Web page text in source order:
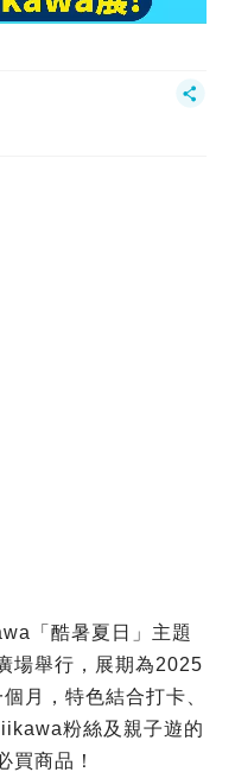
「酷暑夏日」主題
場舉行，展期為2025
月，特色結合打卡、
粉絲及親子遊的
買商品！